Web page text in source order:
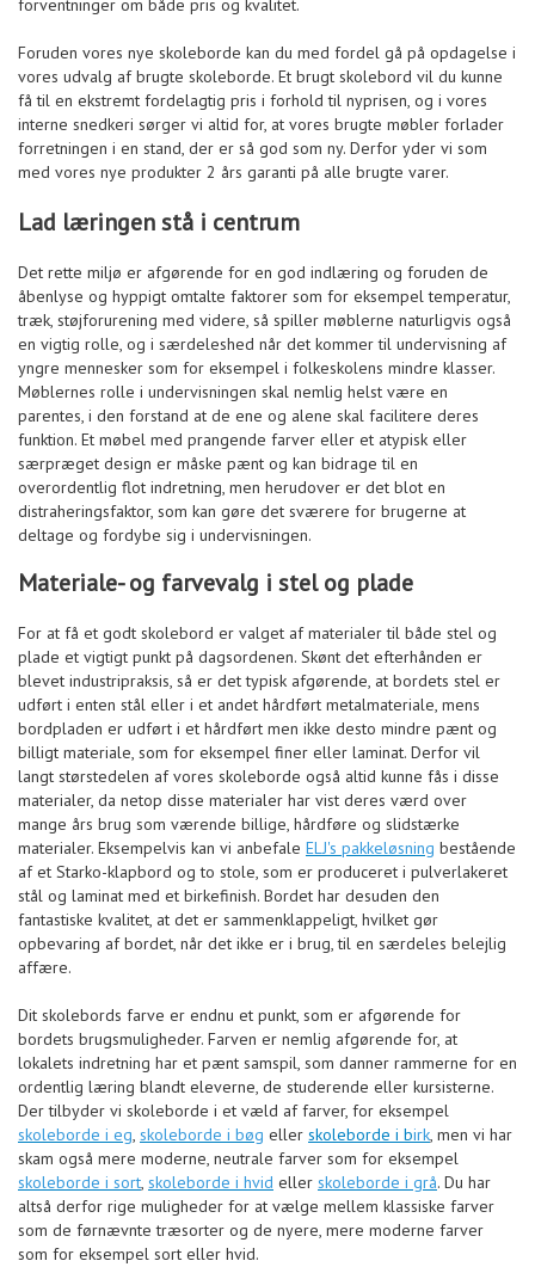
forventninger om både pris og kvalitet.
Foruden vores nye skoleborde kan du med fordel gå på opdagelse i
vores udvalg af brugte skoleborde. Et brugt skolebord vil du kunne
få til en ekstremt fordelagtig pris i forhold til nyprisen, og i vores
interne snedkeri sørger vi altid for, at vores brugte møbler forlader
forretningen i en stand, der er så god som ny. Derfor yder vi som
med vores nye produkter 2 års garanti på alle brugte varer.
Lad læringen stå i centrum
Det rette miljø er afgørende for en god indlæring og foruden de
åbenlyse og hyppigt omtalte faktorer som for eksempel temperatur,
træk, støjforurening med videre, så spiller møblerne naturligvis også
en vigtig rolle, og i særdeleshed når det kommer til undervisning af
yngre mennesker som for eksempel i folkeskolens mindre klasser.
Møblernes rolle i undervisningen skal nemlig helst være en
parentes, i den forstand at de ene og alene skal facilitere deres
funktion. Et møbel med prangende farver eller et atypisk eller
særpræget design er måske pænt og kan bidrage til en
overordentlig flot indretning, men herudover er det blot en
distraheringsfaktor, som kan gøre det sværere for brugerne at
deltage og fordybe sig i undervisningen.
Materiale- og farvevalg i stel og plade
For at få et godt skolebord er valget af materialer til både stel og
plade et vigtigt punkt på dagsordenen. Skønt det efterhånden er
blevet industripraksis, så er det typisk afgørende, at bordets stel er
udført i enten stål eller i et andet hårdført metalmateriale, mens
bordpladen er udført i et hårdført men ikke desto mindre pænt og
billigt materiale, som for eksempel finer eller laminat. Derfor vil
langt størstedelen af vores skoleborde også altid kunne fås i disse
materialer, da netop disse materialer har vist deres værd over
mange års brug som værende billige, hårdføre og slidstærke
materialer. Eksempelvis kan vi anbefale ELJ's pakkeløsning bestående
af et Starko-klapbord og to stole, som er produceret i pulverlakeret
stål og laminat med et birkefinish. Bordet har desuden den
fantastiske kvalitet, at det er sammenklappeligt, hvilket gør
opbevaring af bordet, når det ikke er i brug, til en særdeles belejlig
affære.
Dit skolebords farve er endnu et punkt, som er afgørende for
bordets brugsmuligheder. Farven er nemlig afgørende for, at
lokalets indretning har et pænt samspil, som danner rammerne for en
ordentlig læring blandt eleverne, de studerende eller kursisterne.
Der tilbyder vi skoleborde i et væld af farver, for eksempel
skoleborde i eg, skoleborde i bøg eller skoleborde i birk, men vi har
skam også mere moderne, neutrale farver som for eksempel
skoleborde i sort, skoleborde i hvid eller skoleborde i grå. Du har
altså derfor rige muligheder for at vælge mellem klassiske farver
som de førnævnte træsorter og de nyere, mere moderne farver
som for eksempel sort eller hvid.